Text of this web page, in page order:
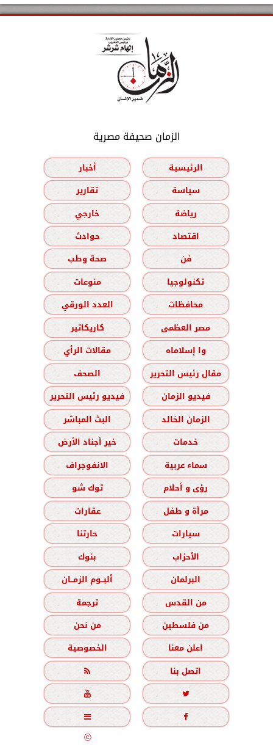
الزمان صحيفة مصرية
الرئيسية
أخبار
سياسة
تقارير
رياضة
خارجي
اقتصاد
حوادث
فن
صحة وطب
تكنولوجيا
منوعات
محافظات
العدد الورقي
مصر العظمى
كاريكاتير
وا إسلاماه
مقالات الرأي
مقال رئيس التحرير
الصحف
فيديو الزمان
فيديو رئيس التحرير
الزمان الخالد
البث المباشر
خدمات
خير أجناد الأرض
سماء عربية
الانفوجراف
رؤى و أحلام
توك شو
مرأة و طفل
عقارات
سيارات
حارتنا
الأحزاب
بنوك
البرلمان
ألبــوم الزمــان
من القدس
ترجمة
من فلسطين
من نحن
اعلن معنا
الخصوصية
اتصل بنا





جميع الحقوق محفوظة©